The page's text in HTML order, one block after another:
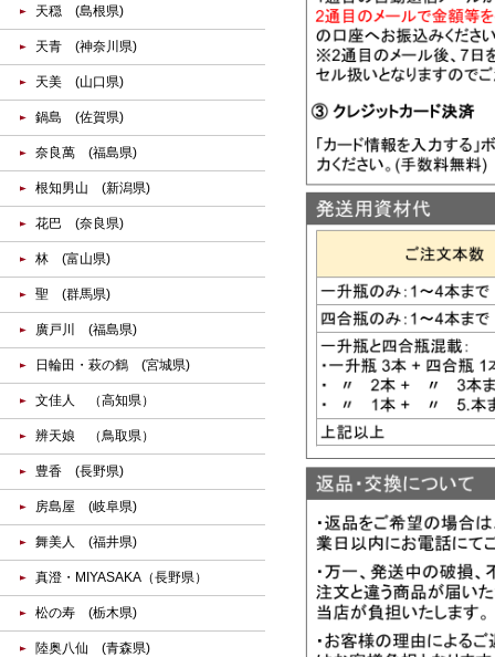
天穏 (島根県)
天青 (神奈川県)
天美 (山口県)
鍋島 (佐賀県)
奈良萬 (福島県)
根知男山 (新潟県)
花巴 (奈良県)
林 (富山県)
聖 (群馬県)
廣戸川 (福島県)
日輪田・萩の鶴 (宮城県)
文佳人 （高知県）
辨天娘 （鳥取県）
豊香 (長野県)
房島屋 (岐阜県)
舞美人 (福井県)
真澄・MIYASAKA（長野県）
松の寿 (栃木県)
陸奥八仙 (青森県)